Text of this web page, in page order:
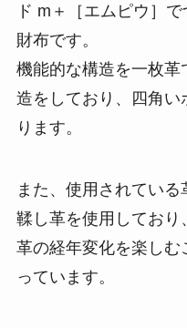
ド m＋［エムピウ］
財布です。
機能的な構造を一枚
造をしており、四角
ります。
また、使用されてい
鞣し革を使用しており、
革の経年変化を楽し
っています。